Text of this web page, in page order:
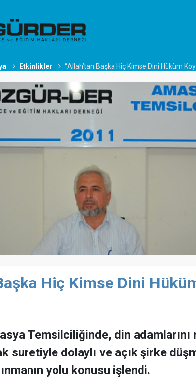
Etkinlikler “Allah’tan Başka Hiç Kimse Dini Hüküm
Hiç Kimse Dini
Temsilciliğinde, din
suretiyle dolaylı ve açık şirke
yolu konusu işlendi.